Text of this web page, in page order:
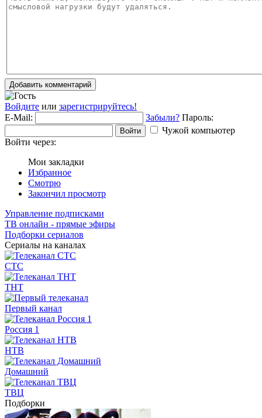
Добавить комментарий
Войдите или зарегистрируйтесь!
E-Mail:
Забыли? Пароль:
Войти
Чужой компьютер
Войти через:
Мои закладки
Избранное
Смотрю
Закончил просмотр
Управление подписками
ТВ онлайн - прямые эфиры
Подборки сериалов
Сериалы на каналах
СТС
ТНТ
Первый канал
Россия 1
НТВ
Домашний
ТВЦ
Подборки